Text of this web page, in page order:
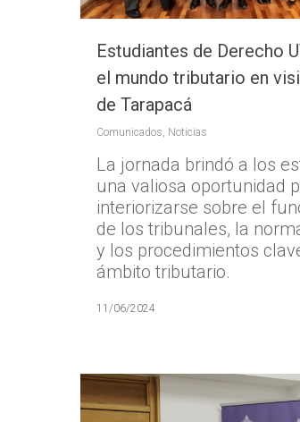
Presione ENTER
Estudiantes de Derecho
el mundo tributario en
de Tarapacá
Comunicados, Noticias
La jornada brindó a los
una valiosa oportunidad
interiorizarse sobre el
de los tribunales, la
y los procedimientos
ámbito tributario.
11/06/2024